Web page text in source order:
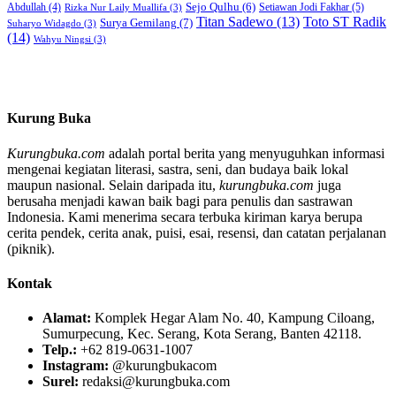
Abdullah (4) Rizka Nur Laily Muallifa (3) Sejo Qulhu (6) Setiawan Jodi Fakhar (5)
Suharyo Widagdo (3) Surya Gemilang (7) Titan Sadewo (13) Toto ST Radik
(14) Wahyu Ningsi (3)
Kurung Buka
Kurungbuka.com adalah portal berita yang menyuguhkan informasi
mengenai kegiatan literasi, sastra, seni, dan budaya baik lokal
maupun nasional. Selain daripada itu, kurungbuka.com juga
berusaha menjadi kawan baik bagi para penulis dan sastrawan
Indonesia. Kami menerima secara terbuka kiriman karya berupa
cerita pendek, cerita anak, puisi, esai, resensi, dan catatan perjalanan
(piknik).
Kontak
Alamat: Komplek Hegar Alam No. 40, Kampung Ciloang,
Sumurpecung, Kec. Serang, Kota Serang, Banten 42118.
Telp.: +62 819-0631-1007
Instagram: @kurungbukacom
Surel: redaksi@kurungbuka.com